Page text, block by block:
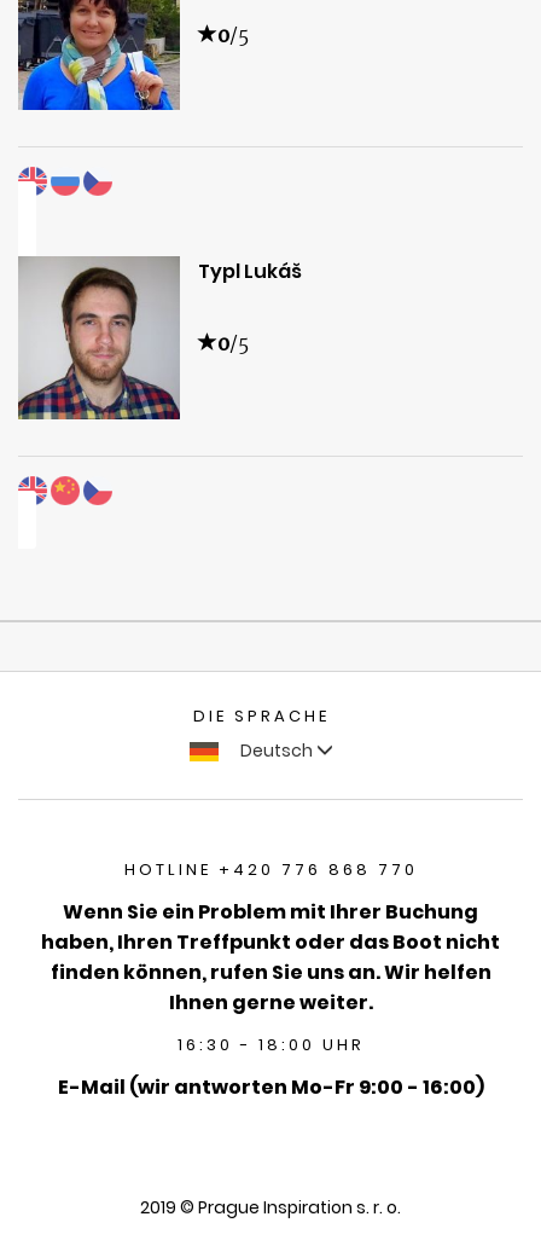
0/5
Typl Lukáš
0/5
DIE SPRACHE
Deutsch
HOTLINE +420 776 868 770
Wenn Sie ein Problem mit Ihrer Buchung
haben, Ihren Treffpunkt oder das Boot nicht
finden können, rufen Sie uns an. Wir helfen
Ihnen gerne weiter.
16:30 - 18:00 UHR
E-Mail (wir antworten Mo-Fr 9:00 - 16:00)
2019 © Prague Inspiration s. r. o.